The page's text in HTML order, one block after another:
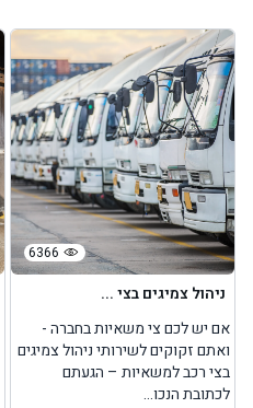
6366
ניהול צמיגים בצי ...
אם יש לכם צי משאיות בחברה -
ואתם זקוקים לשירותי ניהול צמיגים
בצי רכב למשאיות – הגעתם
לכתובת הנכו...